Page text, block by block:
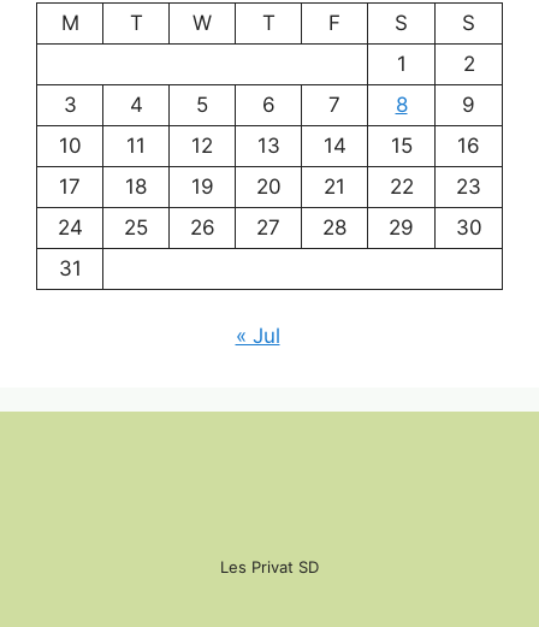
M
T W T F S
S
1
2
3
4 5 6 7 8
9
10
11 12 13 14 15
16
17
18 19 20 21 22
23
24
25 26 27 28 29
30
31
« Jul
Les Privat SD